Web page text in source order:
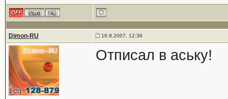
Dimon-RU 16.9.2007, 12:36
Отписал в аську!